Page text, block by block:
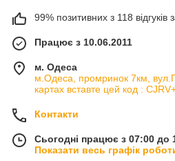
99% позитивних з 118 відгуків
Працює з 10.06.2011
м. Одеса
м.Одеса, промринок 7км,
картах вставте цей код :
Контакти
Сьогодні працює з 07:00 до
Показати весь графік